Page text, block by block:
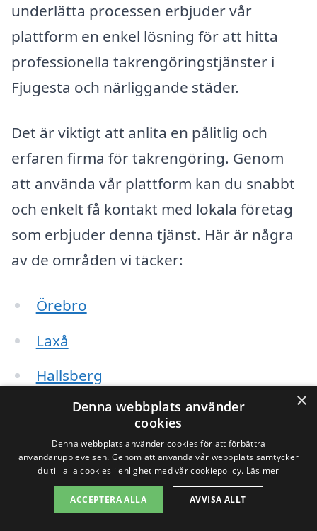
underlätta processen erbjuder vår
plattform en enkel lösning för att hitta
professionella takrengöringstjänster i
Fjugesta och närliggande städer.
Det är viktigt att anlita en pålitlig och
erfaren firma för takrengöring. Genom
att använda vår plattform kan du snabbt
och enkelt få kontakt med lokala företag
som erbjuder denna tjänst. Här är några
av de områden vi täcker:
Örebro
Laxå
Hallsberg
Kumla
Axberg
Rudskoga
Hällefors
×
Denna webbplats använder
cookies
Denna webbplats använder cookies för att förbättra
användarupplevelsen. Genom att använda vår webbplats samtycker
du till alla cookies i enlighet med vår cookiepolicy. Läs mer
ACCEPTERA ALLA AVVISA ALLT